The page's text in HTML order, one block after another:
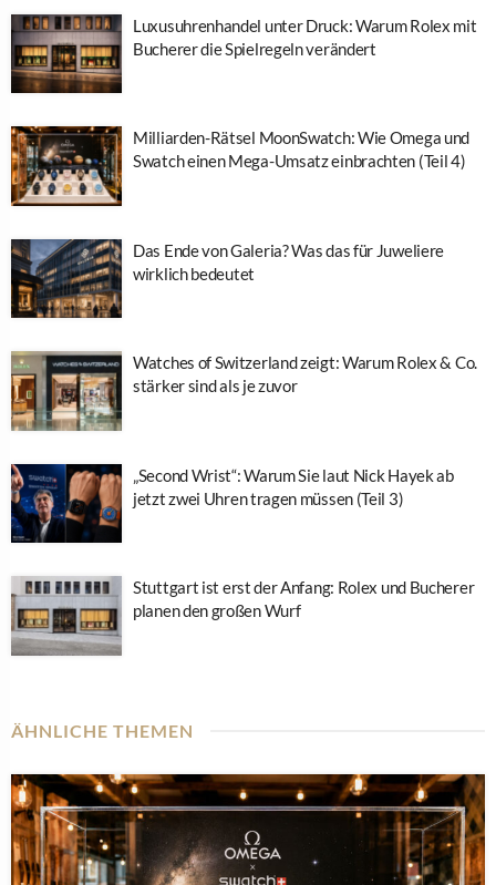
Luxusuhrenhandel unter Druck: Warum Rolex mit
Bucherer die Spielregeln verändert
Milliarden-Rätsel MoonSwatch: Wie Omega und
Swatch einen Mega-Umsatz einbrachten (Teil 4)
Das Ende von Galeria? Was das für Juweliere
wirklich bedeutet
Watches of Switzerland zeigt: Warum Rolex & Co.
stärker sind als je zuvor
„Second Wrist“: Warum Sie laut Nick Hayek ab
jetzt zwei Uhren tragen müssen (Teil 3)
Stuttgart ist erst der Anfang: Rolex und Bucherer
planen den großen Wurf
ÄHNLICHE THEMEN